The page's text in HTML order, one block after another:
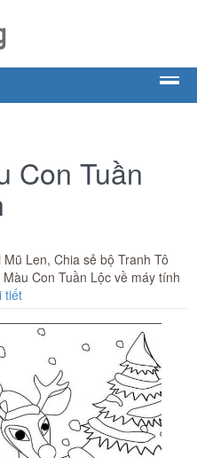
Con Tuần
Len, Chia sẻ bộ Tranh Tô
Con Tuần Lộc về máy tính
tiết